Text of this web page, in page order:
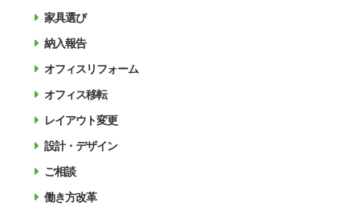
家具選び
納入報告
オフィスリフォーム
オフィス移転
レイアウト変更
設計・デザイン
ご相談
働き方改革